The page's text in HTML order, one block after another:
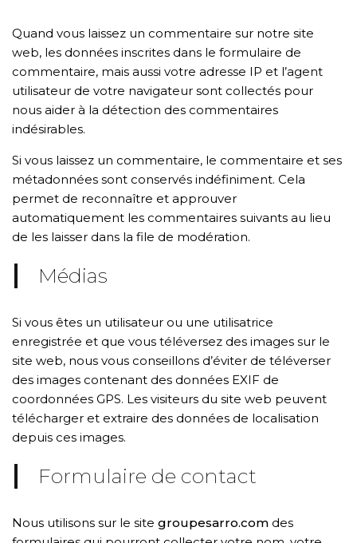
Quand vous laissez un commentaire sur notre site
web, les données inscrites dans le formulaire de
commentaire, mais aussi votre adresse IP et l’agent
utilisateur de votre navigateur sont collectés pour
nous aider à la détection des commentaires
indésirables.
Si vous laissez un commentaire, le commentaire et ses
métadonnées sont conservés indéfiniment. Cela
permet de reconnaître et approuver
automatiquement les commentaires suivants au lieu
de les laisser dans la file de modération.
Médias
Si vous êtes un utilisateur ou une utilisatrice
enregistrée et que vous téléversez des images sur le
site web, nous vous conseillons d’éviter de téléverser
des images contenant des données EXIF de
coordonnées GPS. Les visiteurs du site web peuvent
télécharger et extraire des données de localisation
depuis ces images.
Formulaire de contact
Nous utilisons sur le site groupesarro.com des